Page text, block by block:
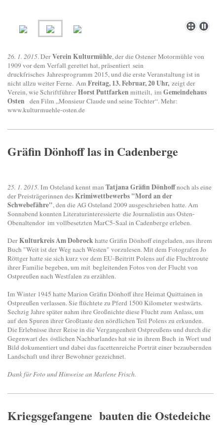
26. 1. 2015. DerVerein Kulturmühle, der die Ostener Motormühle von
1909 vor dem Verfall gerettet hat, präsentiert sein
druckfrisches Jahresprogramm 2015, und die erste Veranstaltung ist in
nicht allzu weiter Ferne. Am Freitag, 13. Februar, 20 Uhr, zeigt der
Verein, wie SchriftführerHorst Puttfarken mitteilt, im Gemeindehaus
Osten
den Film „Monsieur Claude und seine Töchter“. Mehr:
www.kulturmuehle-osten.de
Gräfin Dönhoff las in Cadenberge
25. 1. 2015. Im Osteland kennt man Tatjana Gräfin Dönhoffnoch als eine
der Preisträgerinnen desKrimiwettbewerbs "Mord an der
Schwebefähre", den die AG Osteland 2009 ausgeschrieben hatte. Am
Sonnabend konnten Literaturinteressierte die Journalistin aus Osten-
Obenaltendor im vollbesetzten MarC5-Saal in Cadenberge erleben.
DerKulturkreis Am Dobrock hatte Gräfin Dönhoff eingeladen, aus ihrem
Buch "Weit ist der Weg nach Westen" vorzulesen. Mit dem Fotografen Jo
Röttger hatte sie sich kurz vor dem EU-Beitritt Polens auf die Fluchtroute
ihrer Familie begeben, um mit begleitenden Fotos von der Flucht von
Ostpreußen nach Westfalen zu erzählen.
Im Winter 1945 hatte Marion Gräfin Dönhoff ihre Heimat Quittainen in
Ostpreußen verlassen. Sie flüchtete zu Pferd 1500 Kilometer westwärts.
Sechzig Jahre später nahm ihre Großnichte diese Flucht zum Anlass, um
auf den Spuren ihrer Großtante den nördlichen Teil Polens zu erkunden.
Die Erlebnisse ihrer Reise in die Vergangenheit Ostpreußens und durch die
Gegenwart des östlichen Nachbarlandes hat sie in ihrem Buch in Wort und
Bild dokumentiert und dabei das facettenreiche Porträt einer bezaubernden
Landschaft und ihrer Bewohner gezeichnet.
Dank für Foto und Hinweise an Marlene Frisch.
Kriegsgefangene bauten die Ostedeiche